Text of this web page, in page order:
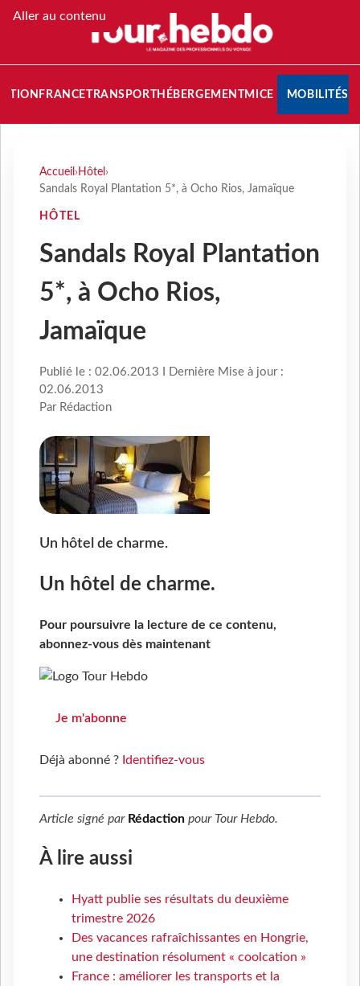
Aller au contenu
FRANCETRANSPORT HÉBERGEMENTMICE MOBILITÉS
Accueil › Hôtel ›
Sandals Royal Plantation 5*, à Ocho Rios, Jamaïque
HÔTEL
Sandals Royal Plantation
5*, à Ocho Rios,
Jamaïque
Publié le : 02.06.2013 I Dernière Mise à jour :
02.06.2013
Par Rédaction
Un hôtel de charme.
Un hôtel de charme.
Pour poursuivre la lecture de ce contenu,
abonnez-vous dès maintenant
Je m'abonne
Déjà abonné ? Identifiez-vous
Article signé par Rédaction pour Tour Hebdo.
À lire aussi
Hyatt publie ses résultats du deuxième
trimestre 2026
Des vacances rafraîchissantes en Hongrie,
une destination résolument « coolcation »
France : améliorer les transports et la